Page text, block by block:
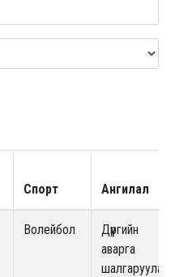
Спорт Ангилал
Волейбол
Дүүргийн
аварга
шалгаруулах